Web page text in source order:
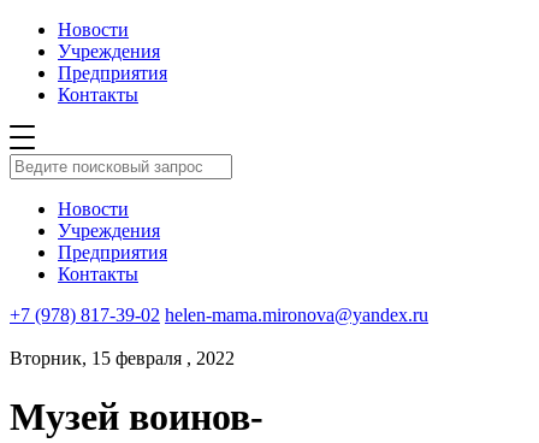
Новости
Учреждения
Предприятия
Контакты
Новости
Учреждения
Предприятия
Контакты
+7 (978) 817-39-02 helen-mama.mironova@yandex.ru
Вторник, 15 февраля , 2022
Музей воинов-